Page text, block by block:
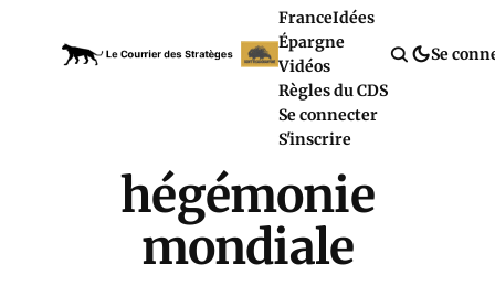
FranceIdées
Épargne
Vidéos
Règles du CDS
Se connecter
S'inscrire
Se
hégémonie
mondiale